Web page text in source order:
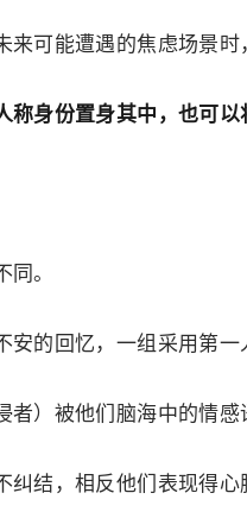
可能遭遇的焦虑场景时
身份置身其中，也可
。
的回忆，一组采用第一
）被他们脑海中的情
结，相反他们表现得